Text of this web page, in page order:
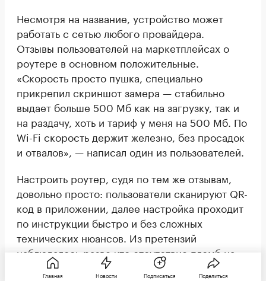
Несмотря на название, устройство может
работать с сетью любого провайдера.
Отзывы пользователей на маркетплейсах о
роутере в основном положительные.
«Скорость просто пушка, специально
прикрепил скриншот замера — стабильно
выдает больше 500 Мб как на загрузку, так и
на раздачу, хоть и тариф у меня на 500 Мб. По
Wi-Fi скорость держит железно, без просадок
и отвалов», — написал один из пользователей.
Настроить роутер, судя по тем же отзывам,
довольно просто: пользователи сканируют QR-
код в приложении, далее настройка проходит
по инструкции быстро и без сложных
технических нюансов. Из претензий
наблюдалось разве что отсутствие пломб на
коробках, однако производитель уже устранил
Главная Новости Подписаться Поделиться